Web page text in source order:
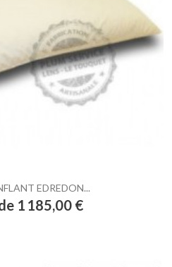
EDREDON...
1 185,00 €